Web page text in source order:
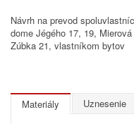
Návrh na prevod
dome Jégého 17, 19,
Zúbka 21, vlastníkom bytov
Materiály Uznesenie